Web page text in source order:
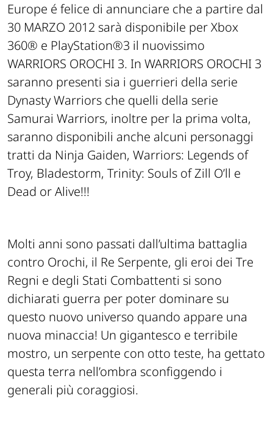
Europe é felice di annunciare che a partire dal
30 MARZO 2012 sarà disponibile per Xbox
360® e PlayStation®3 il nuovissimo
WARRIORS OROCHI 3. In WARRIORS OROCHI 3
saranno presenti sia i guerrieri della serie
Dynasty Warriors che quelli della serie
Samurai Warriors, inoltre per la prima volta,
saranno disponibili anche alcuni personaggi
tratti da Ninja Gaiden, Warriors: Legends of
Troy, Bladestorm, Trinity: Souls of Zill O’ll e
Dead or Alive!!!
Molti anni sono passati dall’ultima battaglia
contro Orochi, il Re Serpente, gli eroi dei Tre
Regni e degli Stati Combattenti si sono
dichiarati guerra per poter dominare su
questo nuovo universo quando appare una
nuova minaccia! Un gigantesco e terribile
mostro, un serpente con otto teste, ha gettato
questa terra nell’ombra sconfiggendo i
generali più coraggiosi.